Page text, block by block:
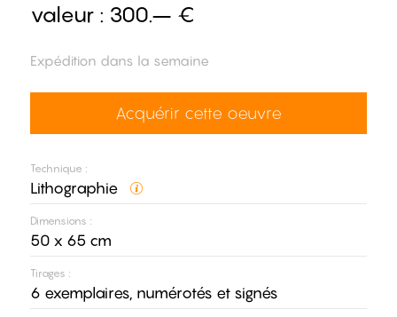
Technique :
Lithographie
Dimensions :
50 x 65 cm
Tirages :
6 exemplaires, numérotés et signés
valeur : 300.– €
Expédition dans la semaine
Acquérir cette oeuvre